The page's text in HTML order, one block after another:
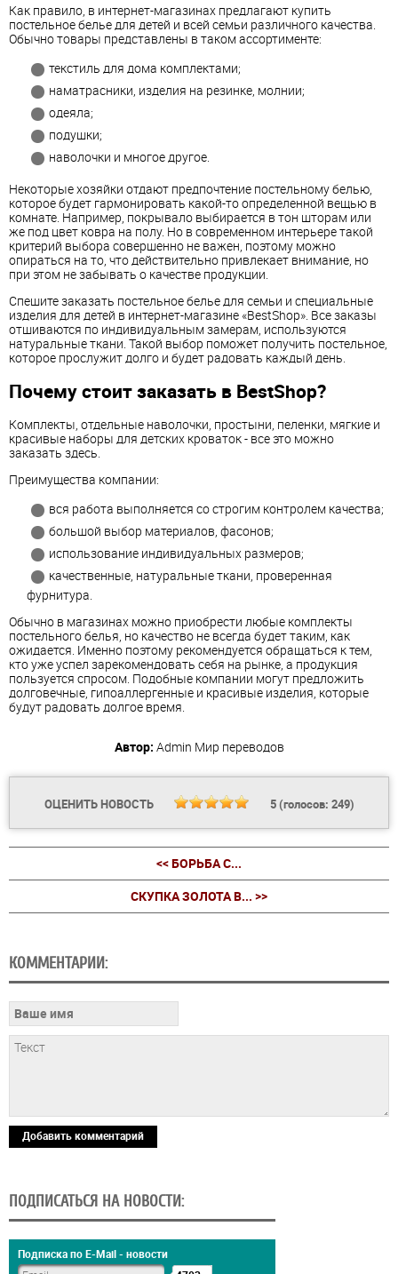
Как правило, в интернет-магазинах предлагают купить
постельное белье для детей и всей семьи различного качества.
Обычно товары представлены в таком ассортименте:
текстиль для дома комплектами;
наматрасники, изделия на резинке, молнии;
одеяла;
подушки;
наволочки и многое другое.
Некоторые хозяйки отдают предпочтение постельному белью,
которое будет гармонировать какой-то определенной вещью в
комнате. Например, покрывало выбирается в тон шторам или
же под цвет ковра на полу. Но в современном интерьере такой
критерий выбора совершенно не важен, поэтому можно
опираться на то, что действительно привлекает внимание, но
при этом не забывать о качестве продукции.
Спешите заказать постельное белье для семьи и специальные
изделия для детей в интернет-магазине «BestShop». Все заказы
отшиваются по индивидуальным замерам, используются
натуральные ткани. Такой выбор поможет получить постельное,
которое прослужит долго и будет радовать каждый день.
Почему стоит заказать в BestShop?
Комплекты, отдельные наволочки, простыни, пеленки, мягкие и
красивые наборы для детских кроваток - все это можно
заказать здесь.
Преимущества компании:
вся работа выполняется со строгим контролем качества;
большой выбор материалов, фасонов;
использование индивидуальных размеров;
качественные, натуральные ткани, проверенная
фурнитура.
Обычно в магазинах можно приобрести любые комплекты
постельного белья, но качество не всегда будет таким, как
ожидается. Именно поэтому рекомендуется обращаться к тем,
кто уже успел зарекомендовать себя на рынке, а продукция
пользуется спросом. Подобные компании могут предложить
долговечные, гипоаллергенные и красивые изделия, которые
будут радовать долгое время.
Автор: Admin Мир переводов
ОЦЕНИТЬ НОВОСТЬ 5(голосов: 249)
<< БОРЬБА С...
СКУПКА ЗОЛОТА В... >>
КОММЕНТАРИИ:
Добавить комментарий
ПОДПИСАТЬСЯ НА НОВОСТИ:
Подписка по E-Mail - новости